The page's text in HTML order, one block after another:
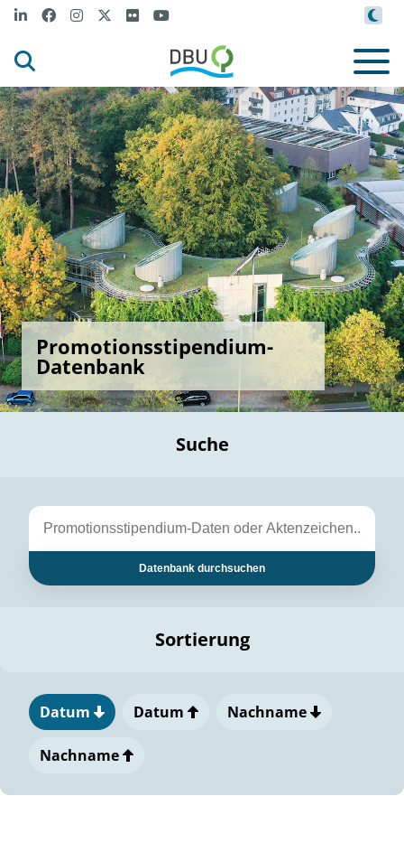
Promotionsstipendium-
Datenbank
Suche
Datenbank durchsuchen
Sortierung
Datum Datum Nachname
Nachname